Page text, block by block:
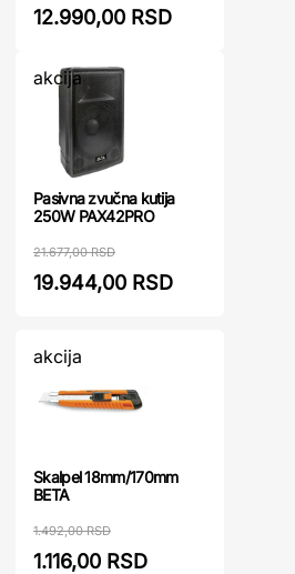
12.990,00 RSD
akcija
Pasivna zvučna kutija
250W PAX42PRO
21.677,00 RSD
19.944,00 RSD
akcija
Skalpel 18mm/170mm
BETA
1.492,00 RSD
1.116,00 RSD